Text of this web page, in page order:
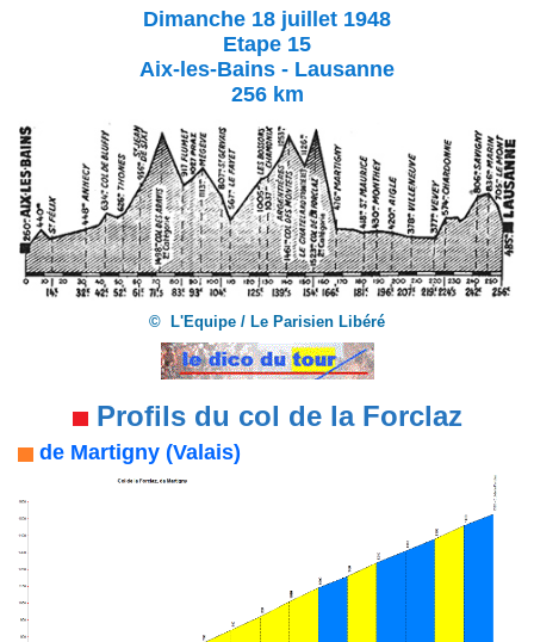
Dimanche 18 juillet 1948
Etape 15
Aix-les-Bains - Lausanne
256 km
© L'Equipe / Le Parisien Libéré
Profils du col de la Forclaz
de Martigny (Valais)